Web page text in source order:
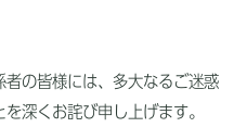
の皆様には、多大なるご迷惑
深くお詫び申し上げます。